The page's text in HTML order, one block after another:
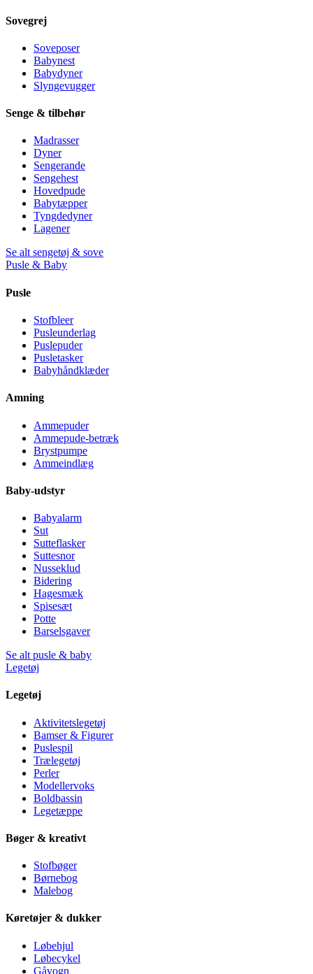
Sovegrej
Soveposer
Babynest
Babydyner
Slyngevugger
Senge & tilbehør
Madrasser
Dyner
Sengerande
Sengehest
Hovedpude
Babytæpper
Tyngdedyner
Lagener
Se alt sengetøj & sove
Pusle & Baby
Pusle
Stofbleer
Pusleunderlag
Puslepuder
Pusletasker
Babyhåndklæder
Amning
Ammepuder
Ammepude-betræk
Brystpumpe
Ammeindlæg
Baby-udstyr
Babyalarm
Sut
Sutteflasker
Suttesnor
Nusseklud
Bidering
Hagesmæk
Spisesæt
Potte
Barselsgaver
Se alt pusle & baby
Legetøj
Legetøj
Aktivitetslegetøj
Bamser & Figurer
Puslespil
Trælegetøj
Perler
Modellervoks
Boldbassin
Legetæppe
Bøger & kreativt
Stofbøger
Børnebog
Malebog
Køretøjer & dukker
Løbehjul
Løbecykel
Gåvogn